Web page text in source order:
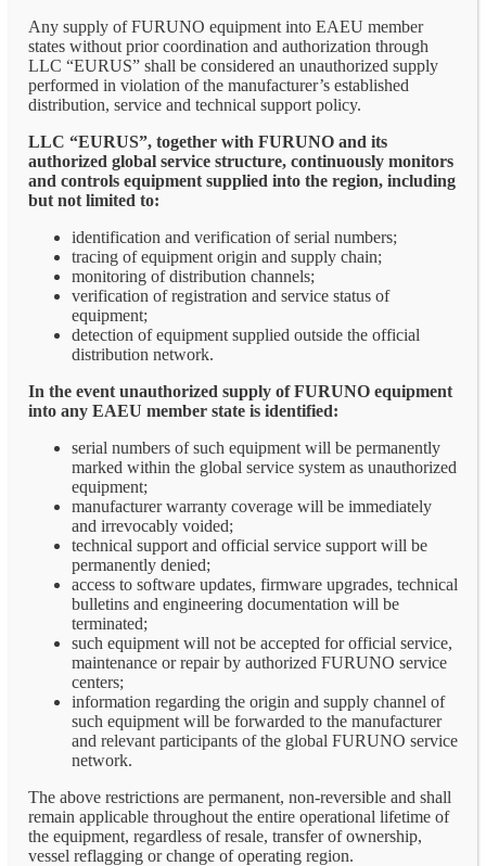
Any supply of FURUNO equipment into EAEU member
states without prior coordination and authorization through
LLC “EURUS” shall be considered an unauthorized supply
performed in violation of the manufacturer’s established
distribution, service and technical support policy.
LLC “EURUS”, together with FURUNO and its
authorized global service structure, continuously monitors
and controls equipment supplied into the region, including
but not limited to:
identification and verification of serial numbers;
tracing of equipment origin and supply chain;
monitoring of distribution channels;
verification of registration and service status of
equipment;
detection of equipment supplied outside the official
distribution network.
In the event unauthorized supply of FURUNO equipment
into any EAEU member state is identified:
serial numbers of such equipment will be permanently
marked within the global service system as unauthorized
equipment;
manufacturer warranty coverage will be immediately
and irrevocably voided;
technical support and official service support will be
permanently denied;
access to software updates, firmware upgrades, technical
bulletins and engineering documentation will be
terminated;
such equipment will not be accepted for official service,
maintenance or repair by authorized FURUNO service
centers;
information regarding the origin and supply channel of
such equipment will be forwarded to the manufacturer
and relevant participants of the global FURUNO service
network.
The above restrictions are permanent, non-reversible and shall
remain applicable throughout the entire operational lifetime of
the equipment, regardless of resale, transfer of ownership,
vessel reflagging or change of operating region.